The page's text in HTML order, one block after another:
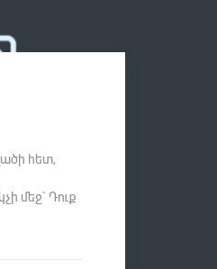
հետ,
մեջ` Դուք